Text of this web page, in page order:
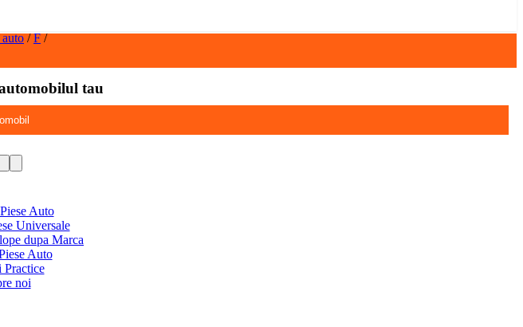
/F/
tau
Auto
Universale
dupa Marca
Auto
noi